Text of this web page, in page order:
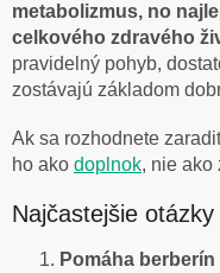
metabolizmus, no
celkového zdravého
pravidelný pohyb,
zostávajú základom
Ak sa rozhodnete
ho ako doplnok, nie ako
Najčastejšie otázky
Pomáha